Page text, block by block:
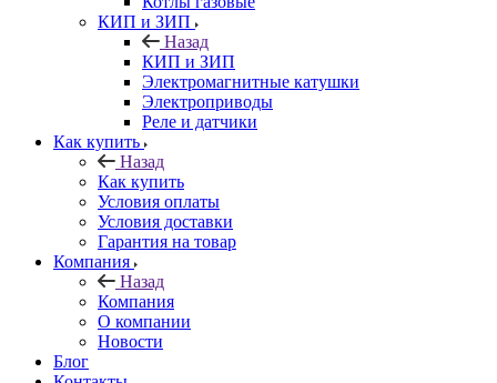
КИП и ЗИП
Назад
КИП и ЗИП
Электромагнитные катушки
Электроприводы
Реле и датчики
Как купить
Назад
Как купить
Условия оплаты
Условия доставки
Гарантия на товар
Компания
Назад
Компания
О компании
Новости
Блог